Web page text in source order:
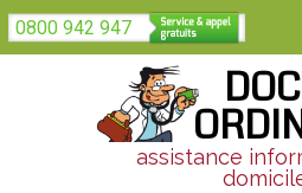
0800 942 947
assistance
Panneau de gestion des cookies